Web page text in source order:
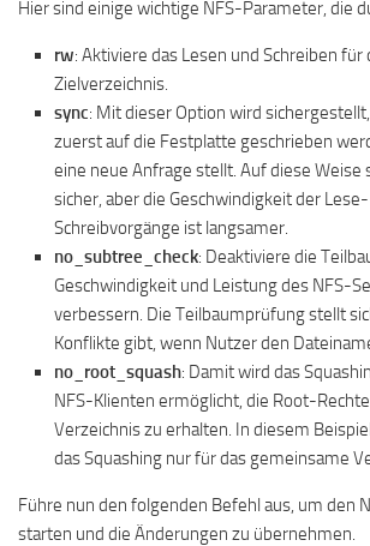
Hier sind einige wichtige NFS-Parameter, die
rw: Aktiviere das Lesen und Schreiben
Zielverzeichnis.
sync: Mit dieser Option wird
zuerst auf die Festplatte geschrieben
eine neue Anfrage stellt. Auf diese Weise
sicher, aber die Geschwindigkeit der
Schreibvorgänge ist langsamer.
no_subtree_check: Deaktiviere die
Geschwindigkeit und Leistung des NFS-
verbessern. Die Teilbaumprüfung stellt
Konflikte gibt, wenn Nutzer den
no_root_squash: Damit wird das
NFS-Klienten ermöglicht, die Root-
Verzeichnis zu erhalten. In diesem
das Squashing nur für das gemeinsame
Führe nun den folgenden Befehl aus, um den
starten und die Änderungen zu übernehmen.